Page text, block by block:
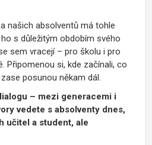
našich absolventů má tohle
s důležitým obdobím svého
sem vracejí – pro školu i pro
Připomenou si, kde začínali, co
posunou někam dál.
– mezi generacemi i
vedete s absolventy dnes,
učitel a student, ale